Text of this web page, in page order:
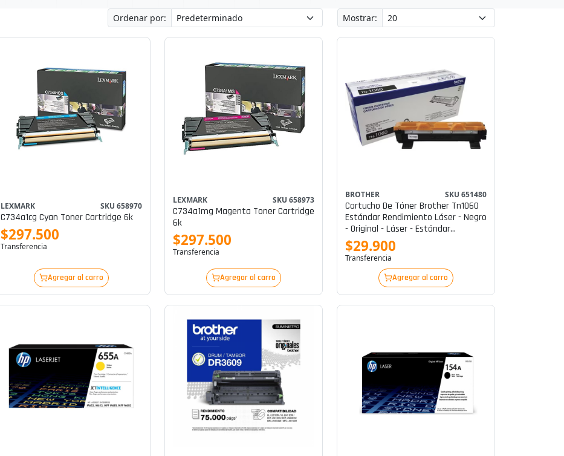
Ordenar por: Mostrar:
LEXMARK SKU 658970
C734a1cg Cyan Toner Cartridge 6k
$297.500
Transferencia
Agregar al carro
LEXMARK SKU 658973
C734a1mg Magenta Toner Cartridge
6k
$297.500
Transferencia
Agregar al carro
BROTHER SKU 651480
Cartucho De Tóner Brother Tn1060
Estándar Rendimiento Láser - Negro
- Original - Láser - Estándar
Rendimiento
$29.900
Transferencia
Agregar al carro